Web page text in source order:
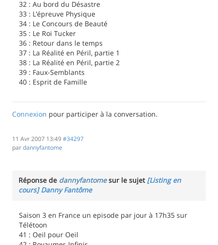
32 : Au bord du Désastre
33 : L’épreuve Physique
34 : Le Concours de Beauté
35 : Le Roi Tucker
36 : Retour dans le temps
37 : La Réalité en Péril, partie 1
38 : La Réalité en Péril, partie 2
39 : Faux-Semblants
40 : Esprit de Famille
Connexion pour participer à la conversation.
11 Avr 2007 13:49#34297
pardannyfantome
Réponse de dannyfantomesur le sujet [Listing en
cours] Danny Fantôme
Saison 3 en France un episode par jour à 17h35 sur
Télétoon
41 : Oeil pour Oeil